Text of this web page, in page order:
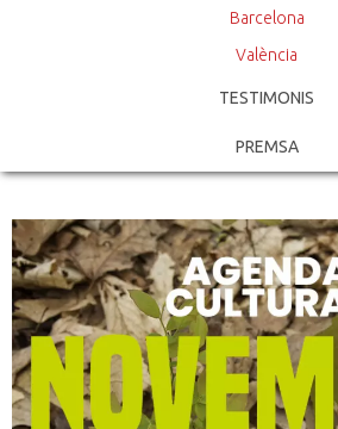
Barcelona
València
TESTIMONIS
PREMSA